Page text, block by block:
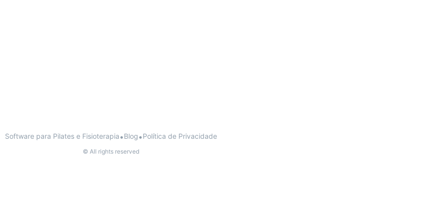
Software para Pilates e Fisioterapia•Blog•Política de Privacidade
© All rights reserved